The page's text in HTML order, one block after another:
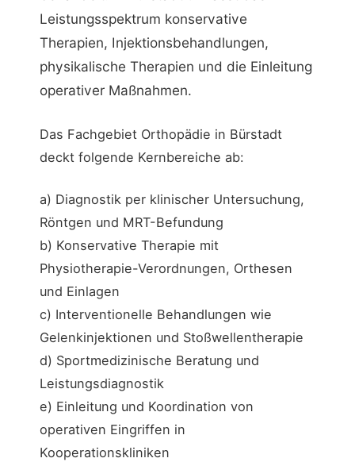
Leistungsspektrum konservative
Therapien, Injektionsbehandlungen,
physikalische Therapien und die Einleitung
operativer Maßnahmen.
Das Fachgebiet Orthopädie in Bürstadt
deckt folgende Kernbereiche ab:
a) Diagnostik per klinischer Untersuchung,
Röntgen und MRT-Befundung
b) Konservative Therapie mit
Physiotherapie-Verordnungen, Orthesen
und Einlagen
c) Interventionelle Behandlungen wie
Gelenkinjektionen und Stoßwellentherapie
d) Sportmedizinische Beratung und
Leistungsdiagnostik
e) Einleitung und Koordination von
operativen Eingriffen in
Kooperationskliniken